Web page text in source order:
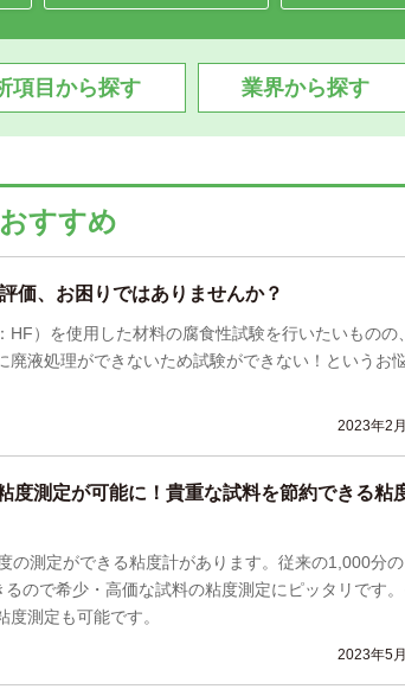
項目から探す 業界から探す
すすめ
価、お困りではありませんか？
HF）を使用した材料の腐食性試験を行いたいものの
廃液処理ができないため試験ができない！というお
2023年2
度測定が可能に！貴重な試料を節約できる粘
の測定ができる粘度計があります。従来の1,000分の
ので希少・高価な試料の粘度測定にピッタリです
測定も可能です。
2023年5